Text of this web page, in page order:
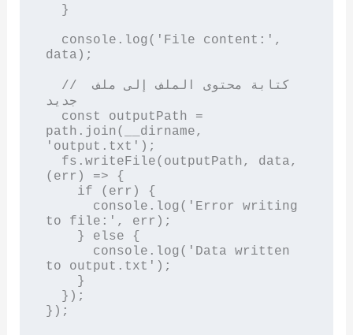
data);
جديد
path.join(__dirname,
'output.txt');
(err) => {
to file:', err);
to output.txt');